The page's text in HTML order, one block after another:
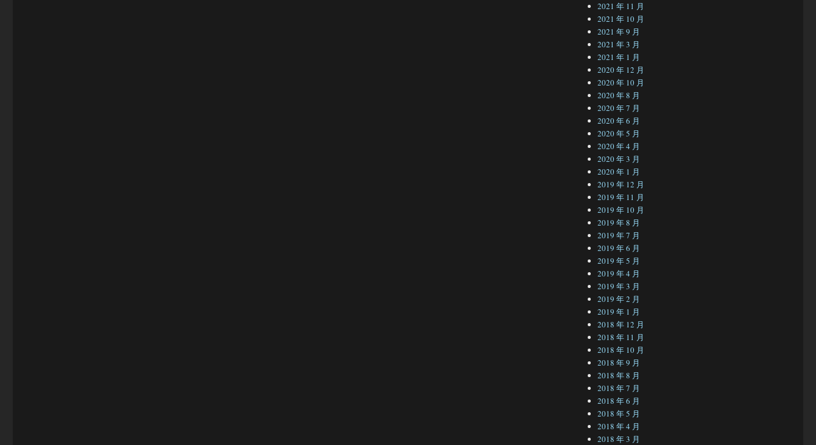
2021 年 11 月
2021 年 10 月
2021 年 9 月
2021 年 3 月
2021 年 1 月
2020 年 12 月
2020 年 10 月
2020 年 8 月
2020 年 7 月
2020 年 6 月
2020 年 5 月
2020 年 4 月
2020 年 3 月
2020 年 1 月
2019 年 12 月
2019 年 11 月
2019 年 10 月
2019 年 8 月
2019 年 7 月
2019 年 6 月
2019 年 5 月
2019 年 4 月
2019 年 3 月
2019 年 2 月
2019 年 1 月
2018 年 12 月
2018 年 11 月
2018 年 10 月
2018 年 9 月
2018 年 8 月
2018 年 7 月
2018 年 6 月
2018 年 5 月
2018 年 4 月
2018 年 3 月